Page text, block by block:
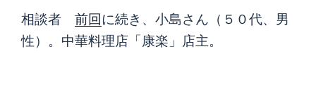
相談者 前回に続き、小島さん（５０代、男
性）。中華料理店「康楽」店主。